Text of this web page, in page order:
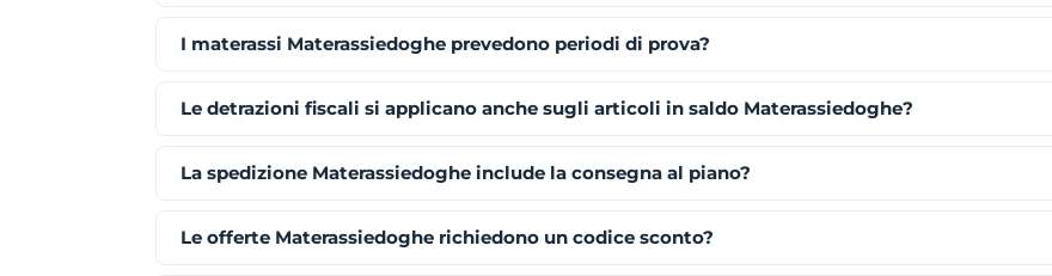
I materassi Materassiedoghe prevedono periodi di prova?
Le detrazioni fiscali si applicano anche sugli articoli in saldo Materassiedoghe?
La spedizione Materassiedoghe include la consegna al piano?
Le offerte Materassiedoghe richiedono un codice sconto?